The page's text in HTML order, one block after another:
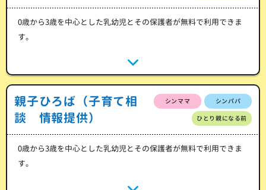
0歳から3歳を中心とした乳幼児とその保護者が無料で利用できま
す。
親子ひろば（子育て相
談 情報提供）
シンママ シンパパ
ひとり親になる前
0歳から3歳を中心とした乳幼児とその保護者が無料で利用できま
す。